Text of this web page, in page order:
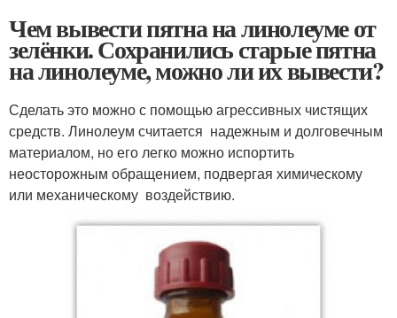
Чем вывести пятна на линолеуме от
зелёнки. Сохранились старые пятна
на линолеуме, можно ли их вывести?
Сделать это можно с помощью агрессивных чистящих
средств. Линолеум считается надежным и долговечным
материалом, но его легко можно испортить
неосторожным обращением, подвергая химическому
или механическому воздействию.